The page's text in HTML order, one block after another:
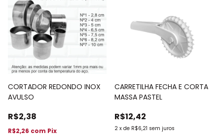
CORTADOR REDONDO INOX
AVULSO
R$2,38
R$2,26 com Pix
CARRETILHA FECHA E CORTA
MASSA PASTEL
R$12,42
2 x de R$6,21 sem juros